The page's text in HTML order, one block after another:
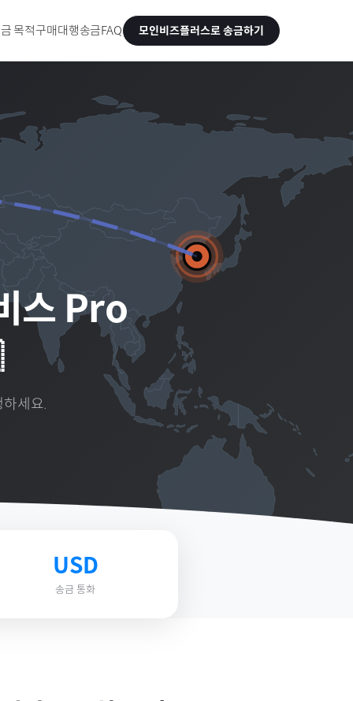
목적구매대행송금FAQ 모인비즈플러스로 송금하기
스 Pro
세요.
USD
송금 통화